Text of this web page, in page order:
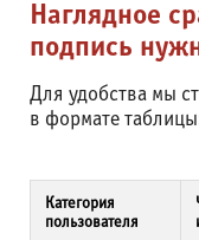
Наглядное
подпись
Для удобства мы
в формате
Категория
пользователя